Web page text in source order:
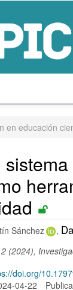
en educación
Sánchez
2 (2024),
doi.org/
04-22